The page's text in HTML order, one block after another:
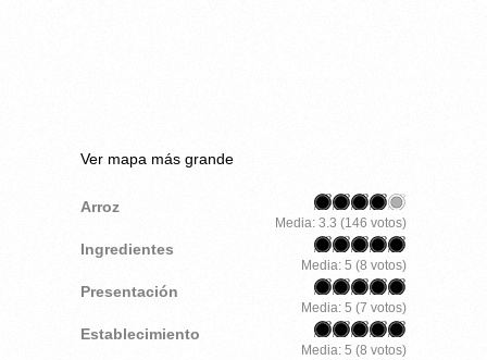
Ver mapa más grande
Arroz
Media: 3.3 (146 votos)
Ingredientes
Media: 5 (8 votos)
Presentación
Media: 5 (7 votos)
Establecimiento
Media: 5 (8 votos)